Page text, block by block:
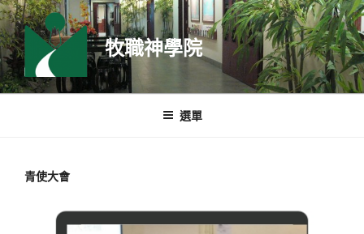
跳
至
主
要
內
牧職神學院
選單
青使大會